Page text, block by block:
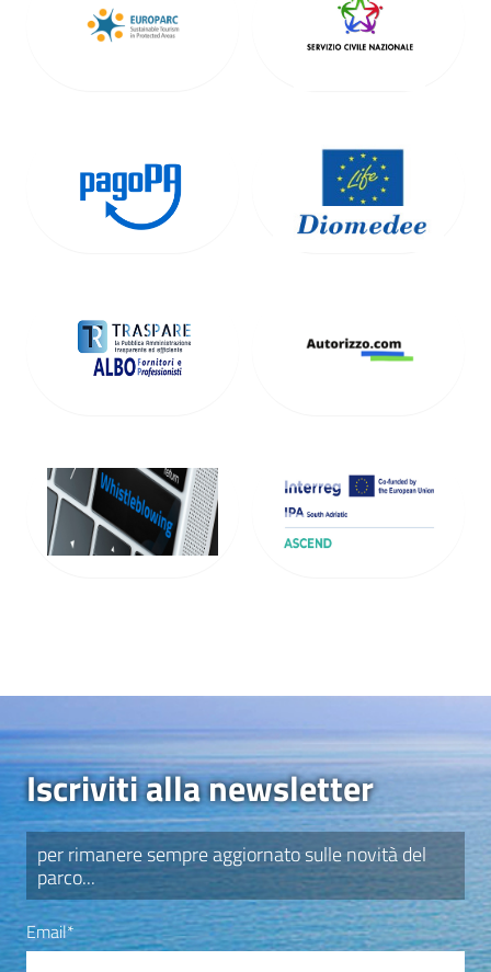
Iscriviti alla newsletter
per rimanere sempre aggiornato sulle novità del
parco...
Email*Email